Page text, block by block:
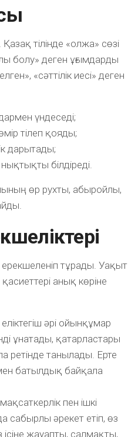
тілінде «олжa» сөзі
болу» деген ұғымдарды
«сәттілік иесі» деген
үндеседі;
тілеп қояды;
дарытады;
білдіреді.
өр рухты, абыройлы,
тұрады. Уақыт
анық көріне
әрі ойынқұмар
ұнатады, қатарластары
ретінде танылады. Ерте
батылдық байқала
пен ішкі
сабырлы әрекет етіп, өз
жауапты, салмақты,